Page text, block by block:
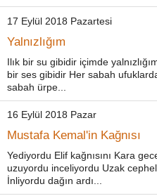
17 Eylül 2018 Pazartesi
Yalnızlığım
Ilık bir su gibidir içimde
bir ses gibidir Her sabah
sabah ürpe...
16 Eylül 2018 Pazar
Mustafa Kemal'in Kağnısı
Yediyordu Elif kağnısını Kara
uzuyordu inceliyordu Uzak
İnliyordu dağın ardı...